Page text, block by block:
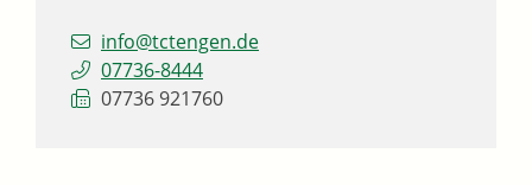
info@tctengen.de
07736-8444
07736 921760